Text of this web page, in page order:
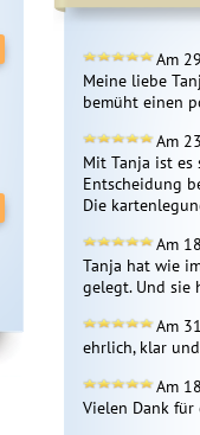
Am
Meine liebe
bemüht einen
Am
Mit Tanja ist es
Entscheidung
Die
Am
Tanja hat wie
gelegt. Und sie
Am
ehrlich, klar
Am
Vielen Dank für